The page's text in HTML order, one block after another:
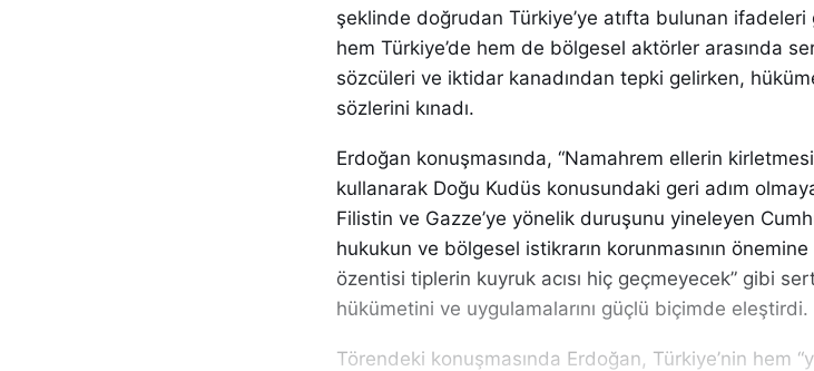
şeklinde doğrudan Türkiye’ye atıfta bulunan ifadeleri
hem Türkiye’de hem de bölgesel aktörler arasında
sözcüleri ve iktidar kanadından tepki gelirken,
sözlerini kınadı.
Erdoğan konuşmasında, “Namahrem ellerin
kullanarak Doğu Kudüs konusundaki geri adım
Filistin ve Gazze’ye yönelik duruşunu yineleyen
hukukun ve bölgesel istikrarın korunmasının
özentisi tiplerin kuyruk acısı hiç geçmeyecek” gibi
hükümetini ve uygulamalarını güçlü biçimde eleştirdi.
Törendeki konuşmasında Erdoğan, Türkiye’nin hem